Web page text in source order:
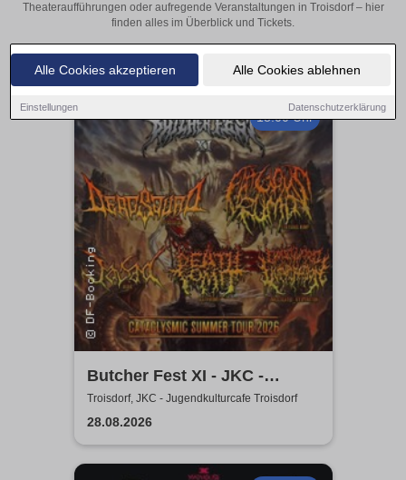
Alle Cookies akzeptieren Alle Cookies ablehnen
Einstellungen Datenschutzerklärung
Theateraufführungen oder aufregende Veranstaltungen in Troisdorf – hier
finden alles im Überblick und Tickets.
18:00 Uhr
Butcher Fest XI - JKC -
Jugendkulturcafe Troisdorf
Troisdorf, JKC - Jugendkulturcafe Troisdorf
28.08.2026